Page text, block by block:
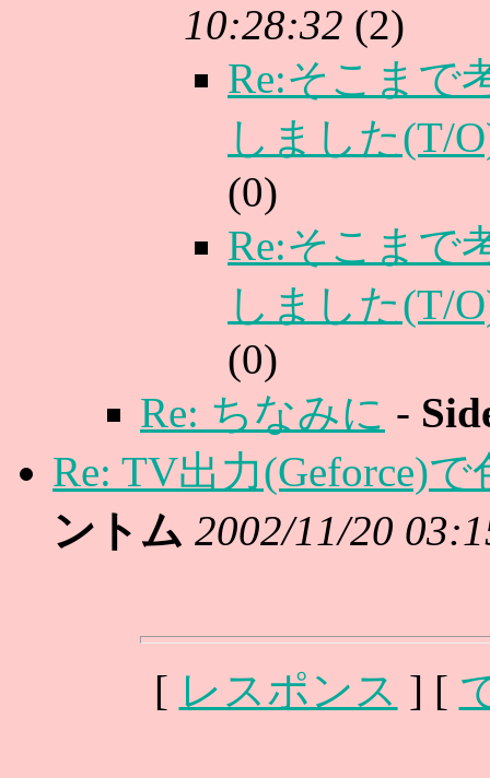
10:28:32 (2)
Re:そこまで
しました(T/
(0)
Re:そこまで
しました(T/
(0)
Re: ちなみに -
Re: TV出力(Geforce)
ントム 2002/11/20
[ レスポンス ] [